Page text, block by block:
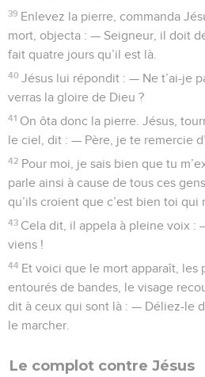
39 Enlevez la pierre, commanda
mort, objecta : — Seigneur, il doit
fait quatre jours qu’il est là.
40 Jésus lui répondit : — Ne t’ai-je
verras la gloire de Dieu ?
41 On ôta donc la pierre. Jésus,
le ciel, dit : — Père, je te remercie
42 Pour moi, je sais bien que tu
parle ainsi à cause de tous ces
qu’ils croient que c’est bien toi qui
43 Cela dit, il appela à pleine voix :
viens !
44 Et voici que le mort apparaît, les
entourés de bandes, le visage
dit à ceux qui sont là : — Déliez-le
le marcher.
Le complot contre Jésus